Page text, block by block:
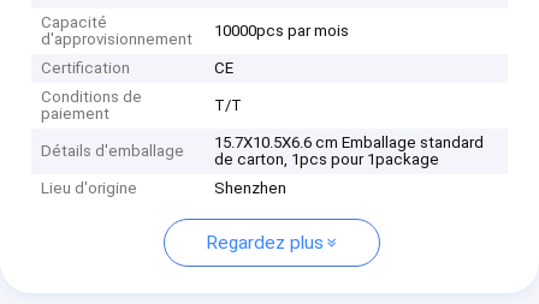
Capacité
d'approvisionnement
10000pcs par mois
Certification
CE
Conditions de
paiement
T/T
Détails d'emballage
15.7X10.5X6.6 cm Emballage standard
de carton, 1pcs pour 1package
Lieu d'origine
Shenzhen
Regardez plus